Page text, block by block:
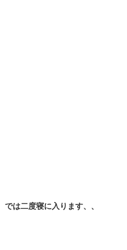
では二度寝に入ります、、